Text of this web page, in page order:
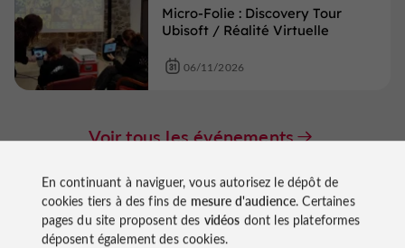
Micro-Folie : Discovery Tour
Ubisoft / Réalité Virtuelle
06/11/2026
Voir tous les événements
En continuant à naviguer, vous autorisez le dépôt de
cookies tiers à des fins de mesure d'audience. Certaines
pages du site proposent des vidéos dont les plateformes
déposent également des cookies.